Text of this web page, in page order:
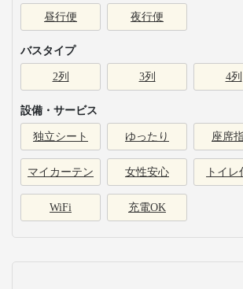
昼行便 夜行便
バスタイプ
2列 3列 4列
設備・サービス
独立シート ゆったり 座席
マイカーテン 女性安心 トイレ
WiFi 充電OK